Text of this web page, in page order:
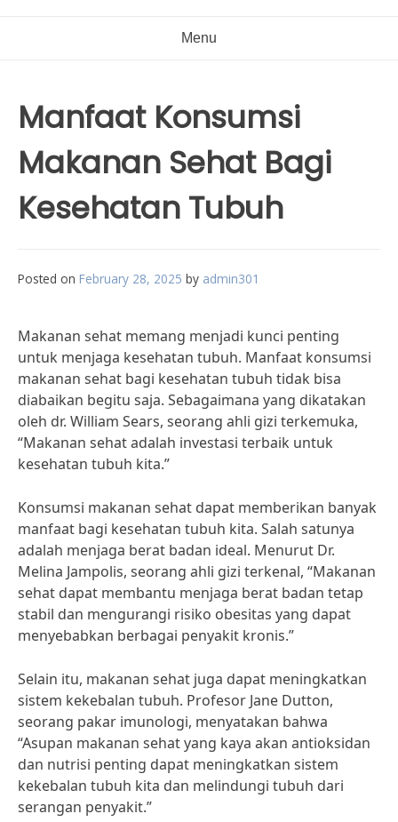
Menu
Manfaat Konsumsi
Makanan Sehat Bagi
Kesehatan Tubuh
Posted on February 28, 2025 by admin301
Makanan sehat memang menjadi kunci penting
untuk menjaga kesehatan tubuh. Manfaat konsumsi
makanan sehat bagi kesehatan tubuh tidak bisa
diabaikan begitu saja. Sebagaimana yang dikatakan
oleh dr. William Sears, seorang ahli gizi terkemuka,
“Makanan sehat adalah investasi terbaik untuk
kesehatan tubuh kita.”
Konsumsi makanan sehat dapat memberikan banyak
manfaat bagi kesehatan tubuh kita. Salah satunya
adalah menjaga berat badan ideal. Menurut Dr.
Melina Jampolis, seorang ahli gizi terkenal, “Makanan
sehat dapat membantu menjaga berat badan tetap
stabil dan mengurangi risiko obesitas yang dapat
menyebabkan berbagai penyakit kronis.”
Selain itu, makanan sehat juga dapat meningkatkan
sistem kekebalan tubuh. Profesor Jane Dutton,
seorang pakar imunologi, menyatakan bahwa
“Asupan makanan sehat yang kaya akan antioksidan
dan nutrisi penting dapat meningkatkan sistem
kekebalan tubuh kita dan melindungi tubuh dari
serangan penyakit.”